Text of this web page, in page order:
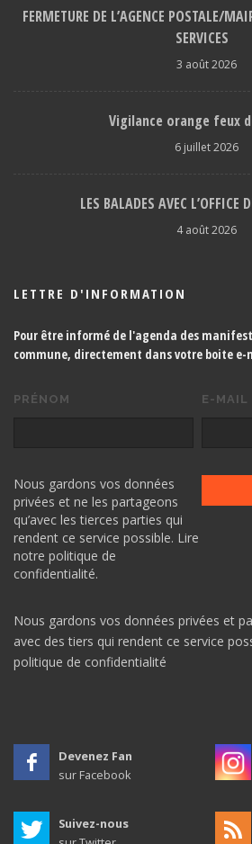
FERMETURE DE L’AGENCE POSTALE/
SERVICES
3 août 2026
Vigilance orange feux
6 juillet 2026
LES BALADES AVEC L’OFFICE
4 août 2026
LETTRE D'INFORMATION
Pour être informé de l'agenda des
commune, directement dans votre boite e-
PRÉNOM E-MAIL
Nous gardons vos données
privées et ne les partageons
qu’avec les tierces parties qui
rendent ce service possible. Lire
notre politique de
confidentialité.
Nous gardons vos données privées et
avec des tiers qui rendent ce service
politique de confidentialité
Devenez Fan
sur Facebook
Suivez-nous